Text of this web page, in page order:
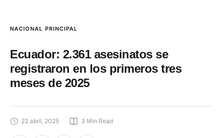
NACIONAL PRINCIPAL
Ecuador: 2.361 asesinatos se
registraron en los primeros tres
meses de 2025
22 abril, 2025 3 Min Read